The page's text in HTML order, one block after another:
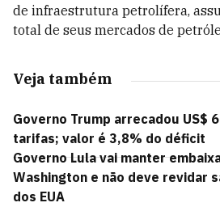
de infraestrutura petrolífera,
total de seus mercados de
Veja também
Governo Trump arrecadou US$
tarifas; valor é 3,8% do déficit
Governo Lula vai manter
Washington e não deve revidar
dos EUA